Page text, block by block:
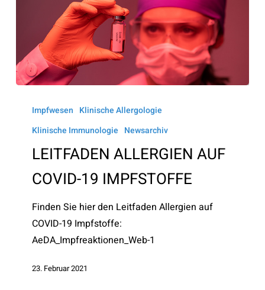
ALLERGIEN
IMPFSTOFFE
Impfwesen Klinische Allergologie
Klinische Immunologie Newsarchiv
LEITFADEN ALLERGIEN AUF
COVID-19 IMPFSTOFFE
Finden Sie hier den Leitfaden Allergien auf
COVID-19 Impfstoffe:
AeDA_Impfreaktionen_Web-1
23. Februar 2021